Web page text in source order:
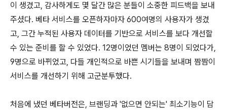
이 생겼고, 감사하게도 몇 달간 많은 분들이 소중한 피드백을 보내
주셨다. 베타 서비스를 오픈하자마자 600여명의 사용자가 생겼
고, 그간 누적된 사용자 데이터를 기반으로 서비스를 보다 개선할
수 있는 준비를 할 수 있었다. 12명이었던 멤버는 8명이 되었다가,
9명으로 바뀌었고, 다들 개인적으로 바쁜 시기들을 보내며 짬짬이
서비스를 개선하기 위해 고군분투했다.
처음에 냈던 베타버전은, 브랜딩과 '없으면 안되는' 최소기능이 담